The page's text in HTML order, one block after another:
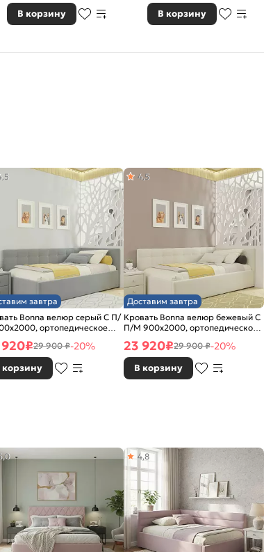
В корзину В корзину
завтра
Bonna велюр серый С П/
ортопедическое
₽29 900 ₽-20%
корзину
Доставим завтра
Кровать Bonna велюр бежевый С
П/М 900x2000, ортопедическое
4,5
23 920₽29 900 ₽-20%
В корзину
4,8